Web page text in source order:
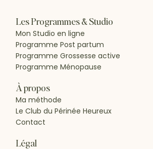
Les Programmes & Studio
Mon Studio en ligne
Programme Post partum
Programme Grossesse active
Programme Ménopause
À propos
Ma méthode
Le Club du Périnée Heureux
Contact
Légal